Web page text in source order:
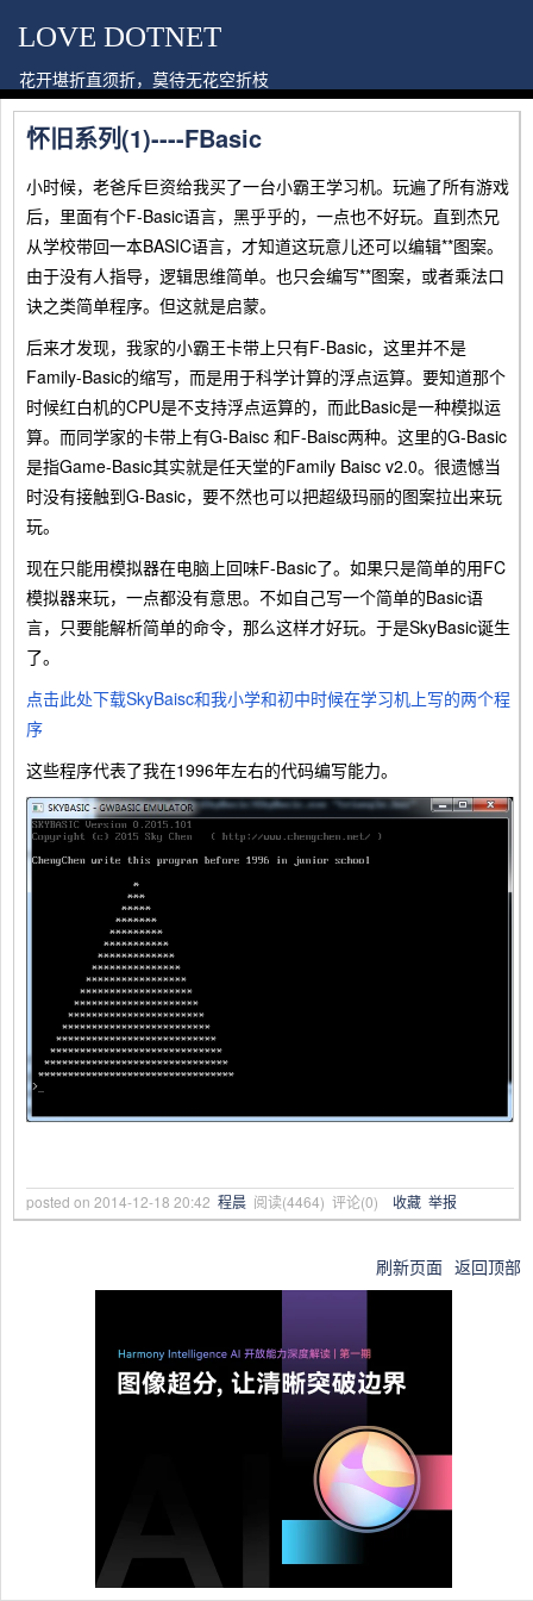
LOVE DOTNET
花开堪折直须折，莫待无花空折枝
怀旧系列(1)----FBasic
小时候，老爸斥巨资给我买了一台小霸王学习机。玩遍了所有游戏
后，里面有个F-Basic语言，黑乎乎的，一点也不好玩。直到杰兄
从学校带回一本BASIC语言，才知道这玩意儿还可以编辑**图案。
由于没有人指导，逻辑思维简单。也只会编写**图案，或者乘法口
诀之类简单程序。但这就是启蒙。
后来才发现，我家的小霸王卡带上只有F-Basic，这里并不是
Family-Basic的缩写，而是用于科学计算的浮点运算。要知道那个
时候红白机的CPU是不支持浮点运算的，而此Basic是一种模拟运
算。而同学家的卡带上有G-Baisc 和F-Baisc两种。这里的G-Basic
是指Game-Basic其实就是任天堂的Family Baisc v2.0。很遗憾当
时没有接触到G-Basic，要不然也可以把超级玛丽的图案拉出来玩
玩。
现在只能用模拟器在电脑上回味F-Basic了。如果只是简单的用FC
模拟器来玩，一点都没有意思。不如自己写一个简单的Basic语
言，只要能解析简单的命令，那么这样才好玩。于是SkyBasic诞生
了。
点击此处下载SkyBaisc和我小学和初中时候在学习机上写的两个程
序
这些程序代表了我在1996年左右的代码编写能力。
posted on 2014-12-18 20:42 程晨 阅读(4464) 评论(0) 收藏 举报
刷新页面 返回顶部